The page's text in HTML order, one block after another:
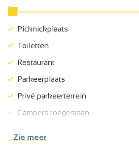
Picknickplaats
Toiletten
Restaurant
Parkeerplaats
Privé parkeerterrein
Campers toegestaan
Zie meer